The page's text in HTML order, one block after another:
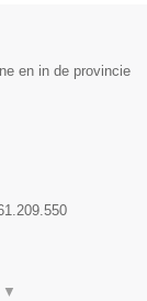
en in de provincie
▼